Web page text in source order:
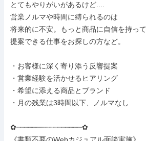
とてもやりがいがあるけど....
営業ノルマや時間に縛られるのは
将来的に不安。もっと商品に自信を持って
提案できる仕事をお探しの方など。
・お客様に深く寄り添う反響提案
・営業経験を活かせるヒアリング
・希望に添える商品とブランド
・月の残業は3時間以下、ノルマなし
✿┈┈┈┈┈┈┈┈┈┈┈┈┈┈┈┈✿